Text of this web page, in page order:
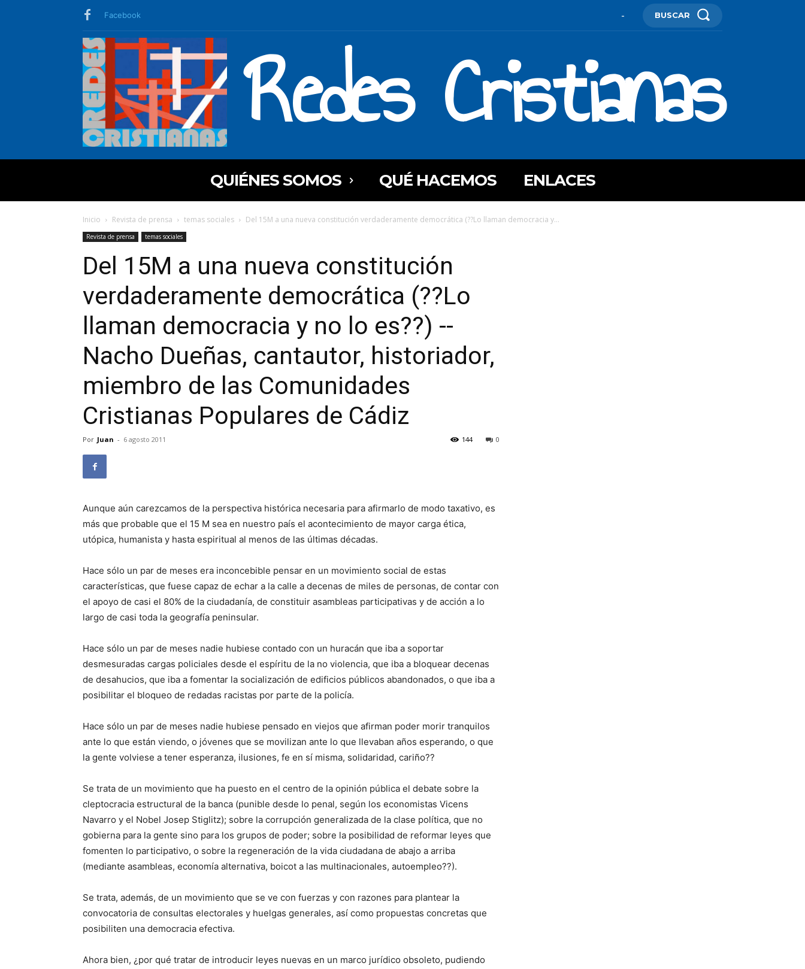
Facebook - BUSCAR
Redes Cristianas
QUIÉNES SOMOS QUÉ HACEMOS ENLACES
Inicio Revista de prensa temas sociales Del 15M a una nueva constitución verdaderamente democrática (??Lo llaman democracia y...
Revista de prensa temas sociales
Del 15M a una nueva constitución
verdaderamente democrática (??Lo
llaman democracia y no lo es??) --
Nacho Dueñas, cantautor, historiador,
miembro de las Comunidades
Cristianas Populares de Cádiz
Por Juan - 6 agosto 2011 0
144
Aunque aún carezcamos de la perspectiva histórica necesaria para afirmarlo de modo taxativo, es
más que probable que el 15 M sea en nuestro país el acontecimiento de mayor carga ética,
utópica, humanista y hasta espiritual al menos de las últimas décadas.
Hace sólo un par de meses era inconcebible pensar en un movimiento social de estas
características, que fuese capaz de echar a la calle a decenas de miles de personas, de contar con
el apoyo de casi el 80% de la ciudadanía, de constituir asambleas participativas y de acción a lo
largo de casi toda la geografía peninsular.
Hace sólo un par de meses nadie hubiese contado con un huracán que iba a soportar
desmesuradas cargas policiales desde el espíritu de la no violencia, que iba a bloquear decenas
de desahucios, que iba a fomentar la socialización de edificios públicos abandonados, o que iba a
posibilitar el bloqueo de redadas racistas por parte de la policía.
Hace sólo un par de meses nadie hubiese pensado en viejos que afirman poder morir tranquilos
ante lo que están viendo, o jóvenes que se movilizan ante lo que llevaban años esperando, o que
la gente volviese a tener esperanza, ilusiones, fe en sí misma, solidaridad, cariño??
Se trata de un movimiento que ha puesto en el centro de la opinión pública el debate sobre la
cleptocracia estructural de la banca (punible desde lo penal, según los economistas Vicens
Navarro y el Nobel Josep Stiglitz); sobre la corrupción generalizada de la clase política, que no
gobierna para la gente sino para los grupos de poder; sobre la posibilidad de reformar leyes que
fomenten lo participativo, o sobre la regeneración de la vida ciudadana de abajo a arriba
(mediante asambleas, economía alternativa, boicot a las multinacionales, autoempleo??).
Se trata, además, de un movimiento que se ve con fuerzas y con razones para plantear la
convocatoria de consultas electorales y huelgas generales, así como propuestas concretas que
posibiliten una democracia efectiva.
Ahora bien, ¿por qué tratar de introducir leyes nuevas en un marco jurídico obsoleto, pudiendo